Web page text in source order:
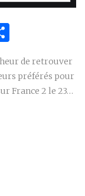
de retrouver
préférés pour
France 2 le 23…